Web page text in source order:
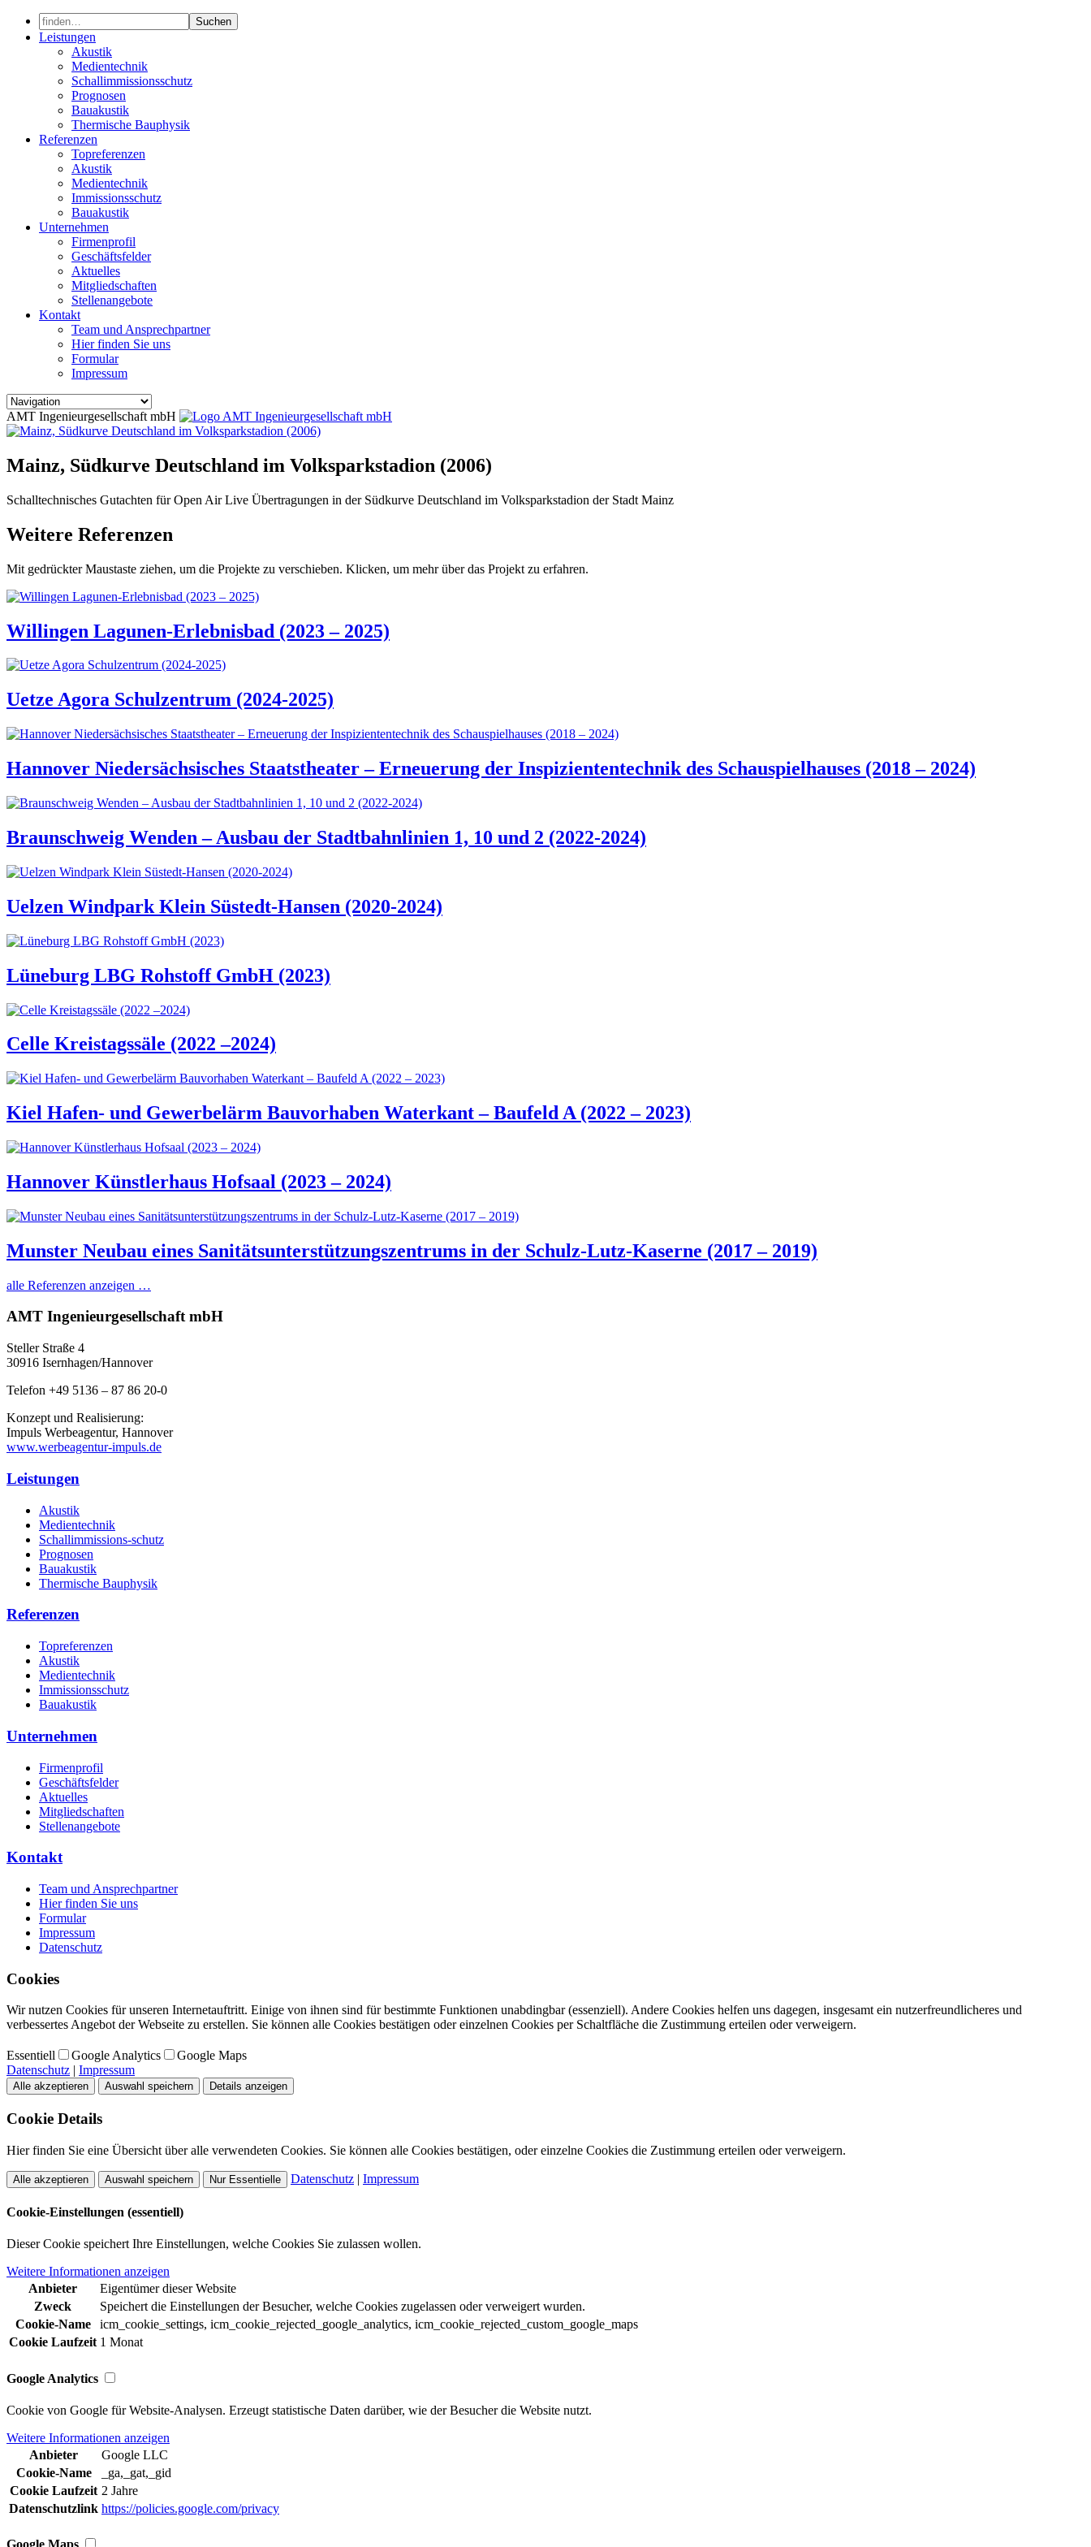
Skip
Leistungen
Akustik
Medientechnik
Schallimmissionsschutz
Prognosen
Bauakustik
Thermische Bauphysik
Referenzen
Topreferenzen
Akustik
Medientechnik
Immissionsschutz
Bauakustik
Unternehmen
Firmenprofil
Geschäftsfelder
Aktuelles
Mitgliedschaften
Stellenangebote
Kontakt
Team und Ansprechpartner
Hier finden Sie uns
Formular
Impressum
AMT Ingenieurgesellschaft mbH
Mainz, Südkurve Deutschland im Volksparkstadion (2006)
Schalltechnisches Gutachten für Open Air Live Übertragungen in der Südkurve Deutschland im Volksparkstadion der Stadt Mainz
Weitere Referenzen
Mit gedrückter Maustaste ziehen, um die Projekte zu verschieben. Klicken, um mehr über das Projekt zu erfahren.
Willingen Lagunen-Erlebnisbad (2023 – 2025)
Uetze Agora Schulzentrum (2024-2025)
Hannover Niedersächsisches Staatstheater – Erneuerung der Inspiziententechnik des Schauspielhauses (2018 – 2024)
Braunschweig Wenden – Ausbau der Stadtbahnlinien 1, 10 und 2 (2022-2024)
Uelzen Windpark Klein Süstedt-Hansen (2020-2024)
Lüneburg LBG Rohstoff GmbH (2023)
Celle Kreistagssäle (2022 –2024)
Kiel Hafen- und Gewerbelärm Bauvorhaben Waterkant – Baufeld A (2022 – 2023)
Hannover Künstlerhaus Hofsaal (2023 – 2024)
Munster Neubau eines Sanitätsunterstützungszentrums in der Schulz-Lutz-Kaserne (2017 – 2019)
alle Referenzen anzeigen …
AMT Ingenieurgesellschaft mbH
Steller Straße 4
30916 Isernhagen/Hannover
Telefon +49 5136 – 87 86 20-0
Konzept und Realisierung:
Impuls Werbeagentur, Hannover
www.werbeagentur-impuls.de
Leistungen
Akustik
Medientechnik
Schallimmissions-schutz
Prognosen
Bauakustik
Thermische Bauphysik
Referenzen
Topreferenzen
Akustik
Medientechnik
Immissionsschutz
Bauakustik
Unternehmen
Firmenprofil
Geschäftsfelder
Aktuelles
Mitgliedschaften
Stellenangebote
Kontakt
Team und Ansprechpartner
Hier finden Sie uns
Formular
Impressum
Datenschutz
Cookies
Wir nutzen Cookies für unseren Internetauftritt. Einige von ihnen sind für bestimmte Funktionen unabdingbar (essenziell). Andere Cookies helfen uns dagegen, insgesamt ein nutzerfreundlicheres und
verbessertes Angebot der Webseite zu erstellen. Sie können alle Cookies bestätigen oder einzelnen Cookies per Schaltfläche die Zustimmung erteilen oder verweigern.
Essentiell Google Analytics
Google Maps
Datenschutz | Impressum
Alle akzeptieren Auswahl speichern Details anzeigen
Cookie Details
Hier finden Sie eine Übersicht über alle verwendeten Cookies. Sie können alle Cookies bestätigen, oder einzelne Cookies die Zustimmung erteilen oder verweigern.
Alle akzeptieren Auswahl speichern Nur Essentielle Datenschutz | Impressum
Cookie-Einstellungen (essentiell)
Dieser Cookie speichert Ihre Einstellungen, welche Cookies Sie zulassen wollen.
Weitere Informationen anzeigen
Anbieter
Eigentümer dieser Website
Zweck
Speichert die Einstellungen der Besucher, welche Cookies zugelassen oder verweigert wurden.
Cookie-Name
icm_cookie_settings, icm_cookie_rejected_google_analytics, icm_cookie_rejected_custom_google_maps
Cookie Laufzeit 1 Monat
Google Analytics
Cookie von Google für Website-Analysen. Erzeugt statistische Daten darüber, wie der Besucher die Website nutzt.
Weitere Informationen anzeigen
Anbieter
Google LLC
Cookie-Name
_ga,_gat,_gid
Cookie Laufzeit 2 Jahre
Datenschutzlink https://policies.google.com/privacy